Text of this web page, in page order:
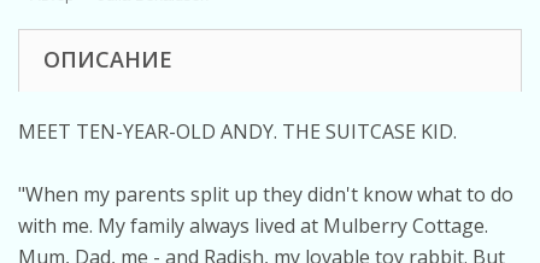
ОПИСАНИЕ
MEET TEN-YEAR-OLD ANDY. THE SUITCASE KID.
"When my parents split up they didn't know what to do
with me. My family always lived at Mulberry Cottage.
Mum, Dad, me - and Radish, my lovable toy rabbit. But